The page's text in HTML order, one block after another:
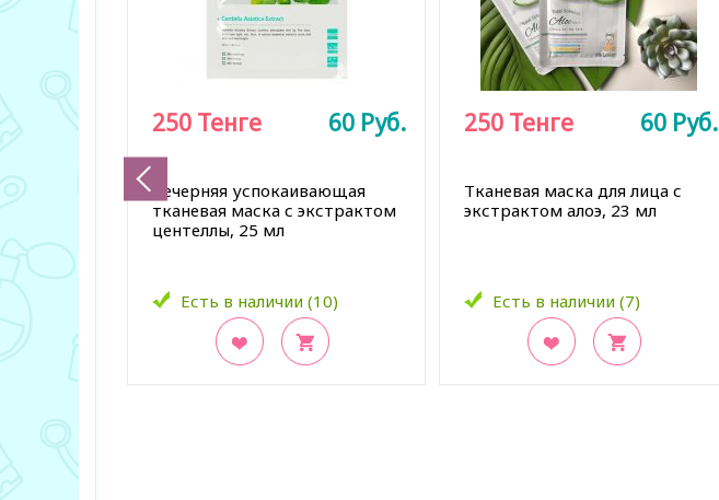
Вечерняя успокаивающая
тканевая маска с экстрактом
центеллы, 25 мл
Есть в наличии (10)
250 Тенге 60 Руб.
Тканевая маска для лица с
экстрактом алоэ, 23 мл
Есть в наличии (7)
250 Тенге 60 Руб.